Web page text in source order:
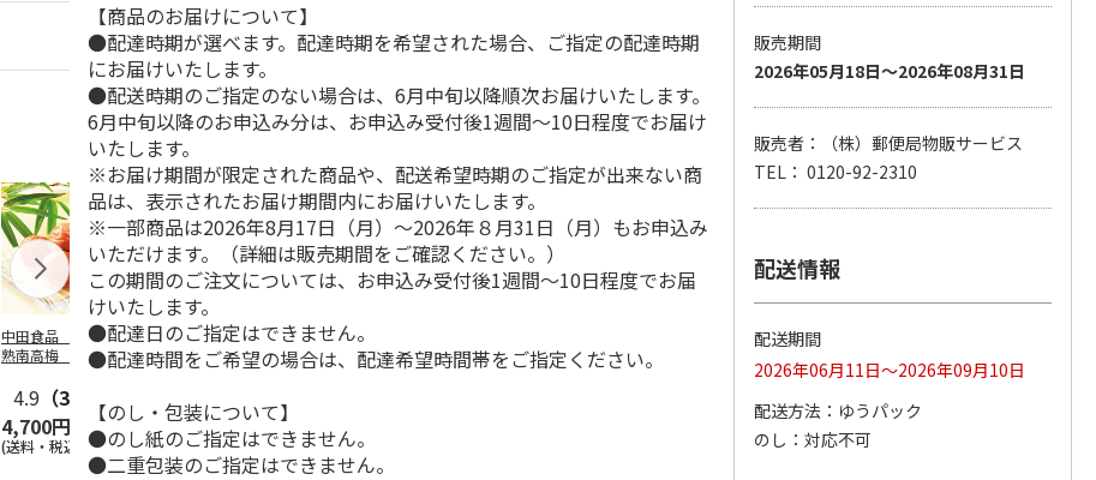
中田食品 紀州の完
熟南高梅 うす塩味
4.9 （34）
4,700円
(送料・税込)
紅梅園 まろやかは
ちみつ南高梅
4.9（13）
3,980円
(送料・税込)
全農食品 うまみの
極
2,680円
(送料・税込)
うす塩味梅干
中田食品 紀州の完
熟南高梅 うす塩味
梅干 ４箱
＜お中元＞つぶれう
5.0
（2）
2,980円
(送料・税込)
みつ梅 ２箱
【商品のお届けについて】
●配達時期が選べます。配達時期を希望された場合、ご指定の配達時期
にお届けいたします。
●配送時期のご指定のない場合は、6月中旬以降順次お届けいたします。
6月中旬以降のお申込み分は、お申込み受付後1週間～10日程度でお届け
いたします。
※お届け期間が限定された商品や、配送希望時期のご指定が出来ない商
品は、表示されたお届け期間内にお届けいたします。
※一部商品は2026年8月17日（月）～2026年８月31日（月）もお申込み
いただけます。（詳細は販売期間をご確認ください。）
この期間のご注文については、お申込み受付後1週間～10日程度でお届
けいたします。
●配達日のご指定はできません。
●配達時間をご希望の場合は、配達希望時間帯をご指定ください。
【のし・包装について】
●のし紙のご指定はできません。
●二重包装のご指定はできません。
販売期間
2026年05月18日～2026年08月31日
販売者：（株）郵便局物販サービス
TEL： 0120-92-2310
配送情報
配送期間
2026年06月11日～2026年09月10日
配送方法
ゆうパック
のし
対応不可